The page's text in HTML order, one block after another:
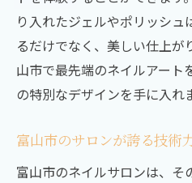
り入れたジェルやポリッシ
るだけでなく、美しい仕上が
山市で最先端のネイルアート
の特別なデザインを手に入れ
富山市のサロンが誇る技術
富山市のネイルサロンは、そ